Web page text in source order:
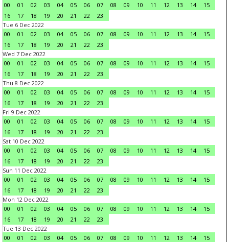
00
01 02 03 04 05 06 07 08 09 10 11 12 13 14
15
16
17 18 19 20 21 22
23
Tue 6 Dec 2022
00
01 02 03 04 05 06 07 08 09 10 11 12 13 14
15
16
17 18 19 20 21 22
23
Wed 7 Dec 2022
00
01 02 03 04 05 06 07 08 09 10 11 12 13 14
15
16
17 18 19 20 21 22
23
Thu 8 Dec 2022
00
01 02 03 04 05 06 07 08 09 10 11 12 13 14
15
16
17 18 19 20 21 22
23
Fri 9 Dec 2022
00
01 02 03 04 05 06 07 08 09 10 11 12 13 14
15
16
17 18 19 20 21 22
23
Sat 10 Dec 2022
00
01 02 03 04 05 06 07 08 09 10 11 12 13 14
15
16
17 18 19 20 21 22
23
Sun 11 Dec 2022
00
01 02 03 04 05 06 07 08 09 10 11 12 13 14
15
16
17 18 19 20 21 22
23
Mon 12 Dec 2022
00
01 02 03 04 05 06 07 08 09 10 11 12 13 14
15
16
17 18 19 20 21 22
23
Tue 13 Dec 2022
00
01 02 03 04 05 06 07 08 09 10 11 12 13 14
15